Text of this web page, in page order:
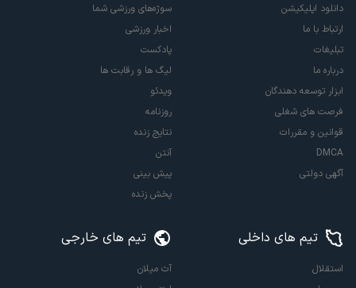
دانلود اپلیکیشن
ارتباط با ما
تبلیغات
درباره ما
ابزار توسعه دهندگان
فرصت های شغلی
قوانین و مقررات
DMCA
آگهی دولتی
سوژه‌های ورزشی شما
اخبار ورزشی
پادکست
لیگ ها و رقابت ها
ویدئو
روزنامه
نتایج زنده
آنتن
پیش بینی
پخش زنده
تیم های داخلی
استقلال
تیم های خارجی
آث میلان